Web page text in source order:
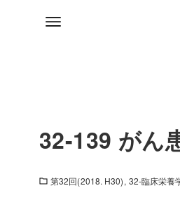
32-139 がん
第32回(2018. H30) 32-臨床栄養